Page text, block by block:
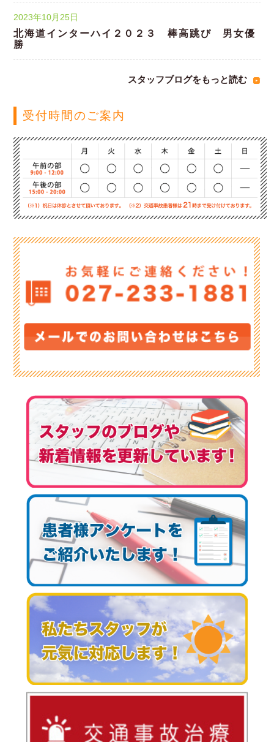
2023年10月25日
北海道インターハイ２０２３ 棒高跳び 男女優
勝
スタッフブログをもっと読む
受付時間のご案内